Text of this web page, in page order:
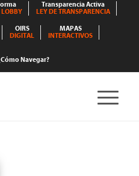
LOBBY
Transparencia Activa
LEY DE TRANSPARENCIA
OIRS
DIGITAL
MAPAS
INTERACTIVOS
Navegar?